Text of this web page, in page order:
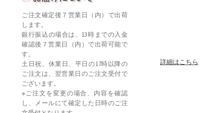
ご注文確定後７営業日（内）で出荷
します。
銀行振込の場合は、13時までの入金
確認後７営業日（内）で出荷可能で
す。
土日祝、休業日、平日の17時以降の
ご注文は、翌営業日のご注文受付で
ございます。
※ご注文を変更の場合、内容を確認
し、メールにて確定した日時のご注
詳細はこちら